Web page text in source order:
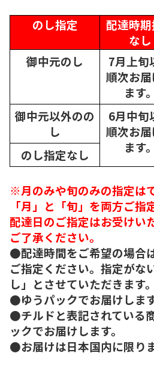
のし指定
配達時
なし
御中元のし
7月上旬
順次お
ます。
御中元以外のの
し
6月中旬
順次お
ます。
のし指定なし
※月のみや旬のみの指定は
「月」と「旬」を両方ご指
配達日のご指定はお受けい
ご了承ください。
●配達時間をご希望の場合
ご指定ください。指定がな
し」とさせていただきます。
●ゆうパックでお届けします
●チルドと表記されている
ックでお届けします。
●お届けは日本国内に限りま